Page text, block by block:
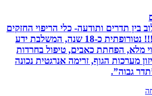
תדרים ותודעה- כלי הריפוי החזקים
ביותר בעולם!!! נטורופתית כ-18 שנה, המשלבת ידע
הפחתת כאבים, טיפול בחרדות
הגוף, זרימה אנרגטית נכונה